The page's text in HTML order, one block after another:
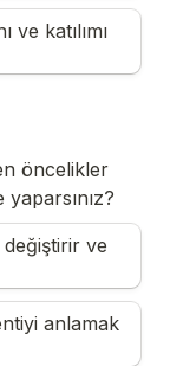
ve katılımı
öncelikler
değiştirir ve
anlamak